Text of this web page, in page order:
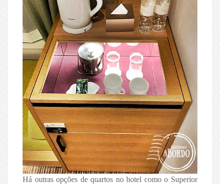
Há outras opções de quartos no hotel como o Superior